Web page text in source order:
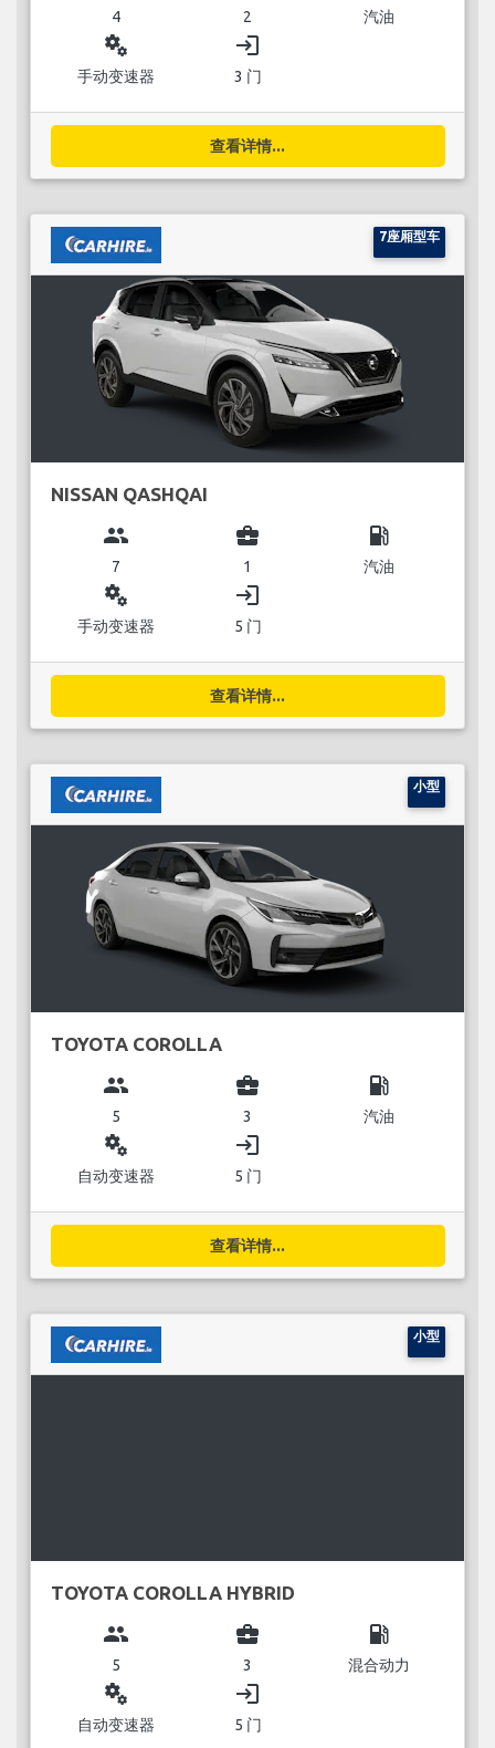
4 2 汽油
miscellaneous_services
手动变速器
login
3 门
查看详情...
7座厢型车
NISSAN QASHQAI
group
7
business_center
1
local_gas_station
汽油
miscellaneous_services
手动变速器
login
5 门
查看详情...
小型
TOYOTA COROLLA
group
5
business_center
3
local_gas_station
汽油
miscellaneous_services
自动变速器
login
5 门
查看详情...
小型
TOYOTA COROLLA HYBRID
group
5
business_center
3
local_gas_station
混合动力
miscellaneous_services
自动变速器
login
5 门